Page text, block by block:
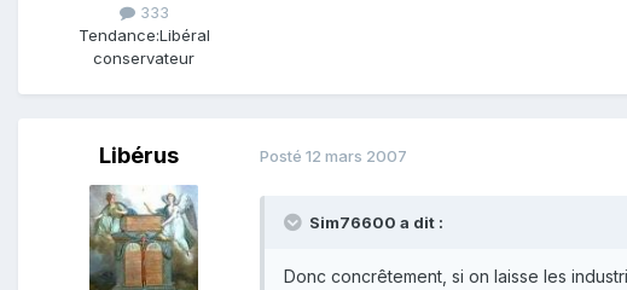
333
Tendance:Libéral
conservateur
Libérus Posté 12 mars 2007
Sim76600 a dit :
Donc concrêtement, si on laisse les